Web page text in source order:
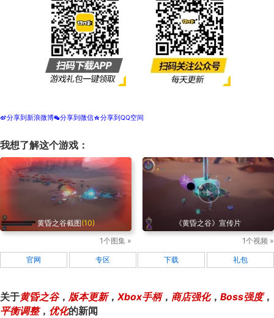
t分享到新浪微博w分享到微信z分享到QQ空间
我想了解这个游戏：
黄昏之谷截图(10)
1个图集 »
《黄昏之谷》宣传片
1个视频 »
官网 专区 下载 礼包
关于黄昏之谷， 版本更新， Xbox手柄， 商店强化， Boss强度，
平衡调整， 优化的新闻